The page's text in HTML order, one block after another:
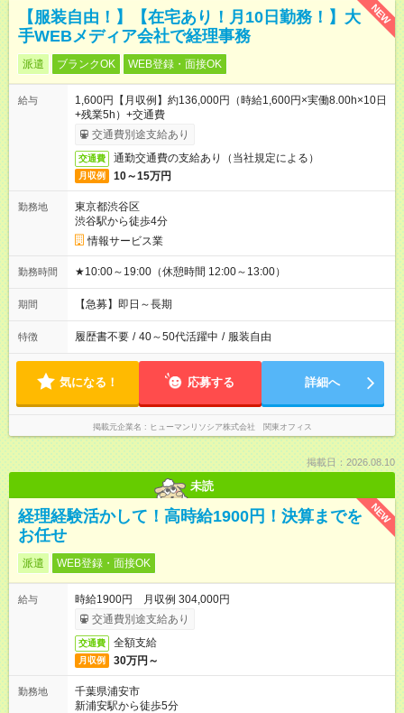
NEW
【服装自由！】【在宅あり！月10日勤務！】大
手WEBメディア会社で経理事務
派遣 ブランクOK WEB登録・面接OK
給与
1,600円【月収例】約136,000円（時給1,600円×実働8.00h×10日
+残業5h）+交通費
交通費別途支給あり
交通費 通勤交通費の支給あり（当社規定による）
月収例 10～15万円
勤務地
東京都渋谷区
渋谷駅から徒歩4分
情報サービス業
勤務時間 ★10:00～19:00（休憩時間 12:00～13:00）
期間 【急募】即日～長期
特徴 履歴書不要 / 40～50代活躍中 / 服装自由
気になる！ 応募する 詳細へ
掲載元企業名 ヒューマンリソシア株式会社 関東オフィス
掲載日：2026.08.10
未読
NEW
経理経験活かして！高時給1900円！決算までを
お任せ
派遣 WEB登録・面接OK
給与
時給1900円 月収例 304,000円
交通費別途支給あり
交通費 全額支給
月収例 30万円～
勤務地
千葉県浦安市
新浦安駅から徒歩5分